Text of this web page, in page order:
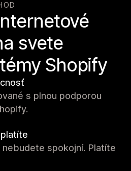
svete
Shopify
s plnou podporou
spokojní. Platíte